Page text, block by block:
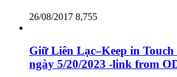
26/08/2017 8,755
Giữ Liên Lạc–Keep in
ngày 5/20/2023 -link from